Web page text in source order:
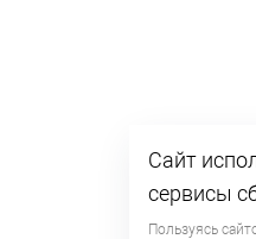
Сайт
сервисы
Пользуясь